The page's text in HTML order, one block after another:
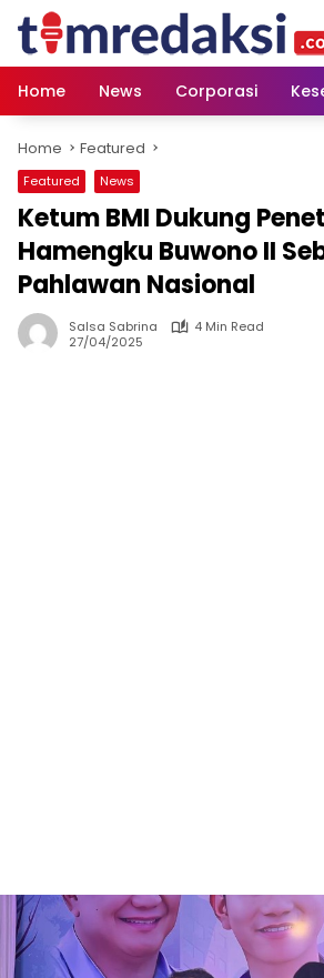
content
Home
News Corporasi
Home Featured
Featured News
Ketum BMI Dukung
Hamengku Buwono II
Pahlawan Nasional
Salsa Sabrina
4 Min Read
27/04/2025